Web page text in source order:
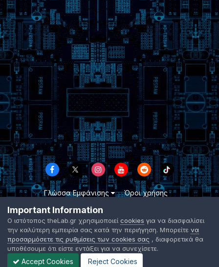
Γλώσσα Εμφάνισης
Όροι χρήσης
TheLab.gr 2003 -
Powered by Invision Community
Important Information
Ο ιστότοπος theLab.gr χρησιμοποιεί cookies για να διασφαλίσει
την καλύτερη εμπειρία σας κατά την περιήγηση. Μπορείτε να
προσαρμόσετε τις ρυθμίσεις των cookies σας , διαφορετικά θα
υποθέσουμε ότι είστε εντάξει για να συνεχίσετε.
Accept Cookies Reject Cookies